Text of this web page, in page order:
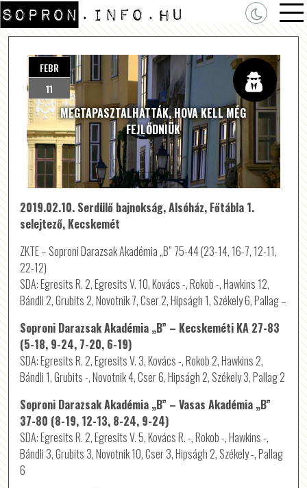
MEGTAPASZTALHATTÁK, HOVA KELL MÉG
FEJLŐDNIÜK
FEBR
11
2019.02.10. Serdülő bajnokság, Alsóház, Főtábla 1.
selejtező, Kecskemét
ZKTE – Soproni Darazsak Akadémia „B” 75-44 (23-14, 16-7, 12-11,
22-12)
SDA: Egresits R. 2, Egresits V. 10, Kovács -, Rokob -, Hawkins 12,
Bándli 2, Grubits 2, Novotnik 7, Cser 2, Hipságh 1, Székely 6, Pallag –
Soproni Darazsak Akadémia „B” – Kecskeméti KA 27-83
(5-18, 9-24, 7-20, 6-19)
SDA: Egresits R. 2, Egresits V. 3, Kovács -, Rokob 2, Hawkins 2,
Bándli 1, Grubits -, Novotnik 4, Cser 6, Hipságh 2, Székely 3, Pallag 2
Soproni Darazsak Akadémia „B” – Vasas Akadémia „B”
37-80 (8-19, 12-13, 8-24, 9-24)
SDA: Egresits R. 2, Egresits V. 5, Kovács R. -, Rokob -, Hawkins -,
Bándli 3, Grubits 3, Novotnik 10, Cser 3, Hipságh 2, Székely -, Pallag
6